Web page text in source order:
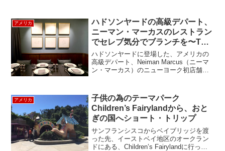
は、ドルビーの最...
アメリカ
ハドソンヤードの高級デパート、
ニーマン・マーカスのレストラン
でセレブ気分でブランチを〜The
Zodiac Room
ハドソンヤードに登場した、アメリカの
高級デパート、Neiman Marcus（ニーマ
ン・マーカス）のニューヨーク初店舗。
ーム）」でブランチをしてきました。...
アメリカ
子供の為のテーマパーク
Children’s Fairylandから、おと
ぎの国へショート・トリップ
サンフランシスコからベイブリッジを渡
った先、イーストベイ地区のオークラン
ドにある、Children’s Fairylandに行って